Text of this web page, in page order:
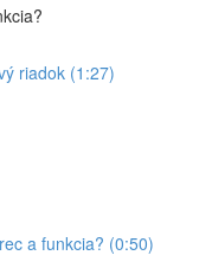
riadok (1:27)
a funkcia? (0:50)